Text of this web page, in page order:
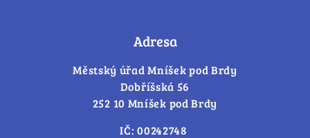
Adresa
Městský úřad Mníšek pod Brdy
Dobříšská 56
252 10 Mníšek pod Brdy
IČ: 00242748